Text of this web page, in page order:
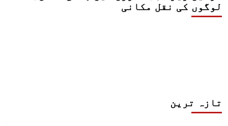
لوگوں کی نقل مکانی
تازہ ترین